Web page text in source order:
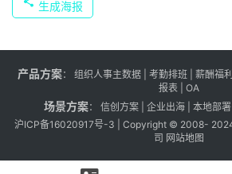
生成海报
产品方案： 组织人事主数据 考勤排班 薪酬福利
报表
| OA
场景方案： 信创方案| 企业出海| 本地部署|
沪ICP备16020917号-3 | Copyright © 2008-
司 网站地图